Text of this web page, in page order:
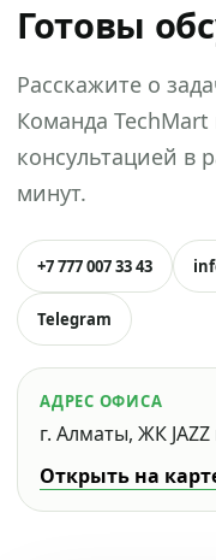
Готовы
Расскажите о
Команда TechMart
консультацией в
минут.
+7 777 007 33 43
Telegram
АДРЕС ОФИСА
г. Алматы, ЖК
Открыть на